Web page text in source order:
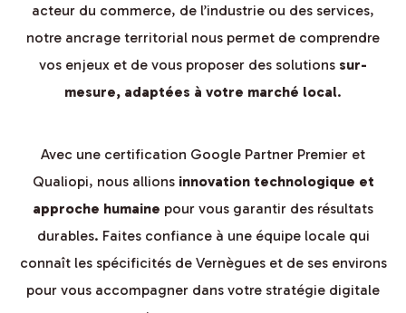
acteur du commerce, de l’industrie ou des services,
notre ancrage territorial nous permet de comprendre
vos enjeux et de vous proposer des solutions sur-
mesure, adaptées à votre marché local.
Avec une certification Google Partner Premier et
Qualiopi, nous allions innovation technologique et
approche humaine pour vous garantir des résultats
durables. Faites confiance à une équipe locale qui
connaît les spécificités de Vernègues et de ses environs
pour vous accompagner dans votre stratégie digitale